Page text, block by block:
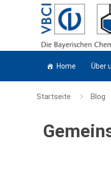
Home Über
Startseite Blog